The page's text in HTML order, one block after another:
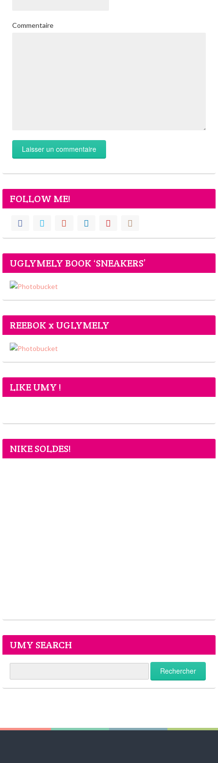
Commentaire
FOLLOW ME!
UGLYMELY BOOK ‘SNEAKERS’
REEBOK x UGLYMELY
LIKE UMY !
NIKE SOLDES!
UMY SEARCH